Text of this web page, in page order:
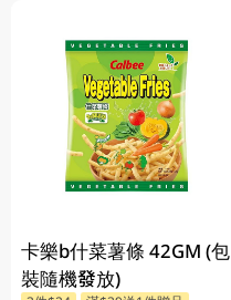
卡樂b什菜薯條 42GM (包
裝隨機發放)